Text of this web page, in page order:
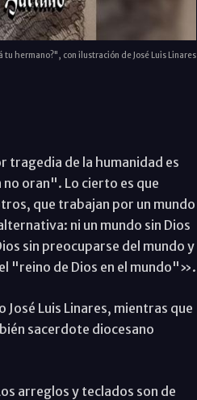
hermano?", con ilustración de José Luis Linares
tragedia de la humanidad es
no oran". Lo cierto es que
que trabajan por un mundo
ni un mundo sin Dios
sin preocuparse del mundo y
"reino de Dios en el mundo"».
Luis Linares, mientras que
sacerdote diocesano
arreglos y teclados son de